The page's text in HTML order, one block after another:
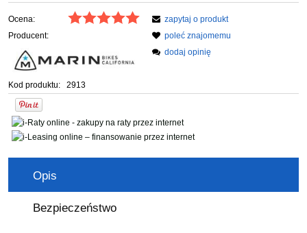
Ocena:
Producent:
Kod produktu: 2913
zapytaj o produkt
poleć znajomemu
dodaj opinię
Opis
Bezpieczeństwo